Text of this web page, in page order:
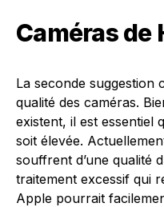
Caméras de
La seconde suggestion
qualité des caméras.
existent, il est essentiel
soit élevée.
souffrent d’une qualité
traitement excessif qui
Apple pourrait